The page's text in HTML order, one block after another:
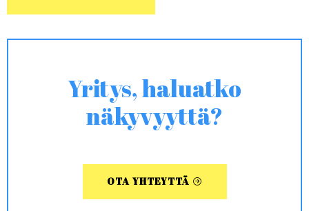
Yritys, haluatko
näkyvyyttä?
OTA YHTEYTTÄ